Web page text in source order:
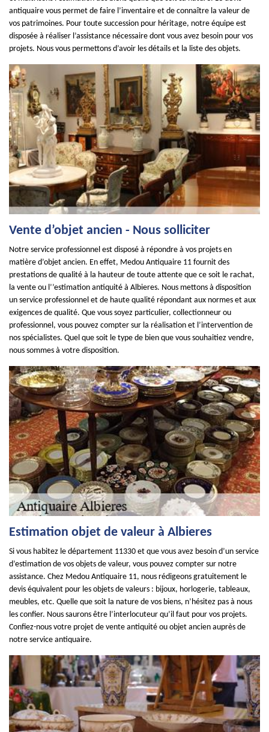
antiquaire vous permet de faire l’inventaire et de connaître la valeur de
vos patrimoines. Pour toute succession pour héritage, notre équipe est
disposée à réaliser l’assistance nécessaire dont vous avez besoin pour vos
projets. Nous vous permettons d’avoir les détails et la liste des objets.
Vente d’objet ancien - Nous solliciter
Notre service professionnel est disposé à répondre à vos projets en
matière d’objet ancien. En effet, Medou Antiquaire 11 fournit des
prestations de qualité à la hauteur de toute attente que ce soit le rachat,
la vente ou l’’estimation antiquité à Albieres. Nous mettons à disposition
un service professionnel et de haute qualité répondant aux normes et aux
exigences de qualité. Que vous soyez particulier, collectionneur ou
professionnel, vous pouvez compter sur la réalisation et l’intervention de
nos spécialistes. Quel que soit le type de bien que vous souhaitiez vendre,
nous sommes à votre disposition.
Estimation objet de valeur à Albieres
Si vous habitez le département 11330 et que vous avez besoin d’un service
d’estimation de vos objets de valeur, vous pouvez compter sur notre
assistance. Chez Medou Antiquaire 11, nous rédigeons gratuitement le
devis équivalent pour les objets de valeurs : bijoux, horlogerie, tableaux,
meubles, etc. Quelle que soit la nature de vos biens, n’hésitez pas à nous
les confier. Nous saurons être l’interlocuteur qu’il faut pour vos projets.
Confiez-nous votre projet de vente antiquité ou objet ancien auprès de
notre service antiquaire.